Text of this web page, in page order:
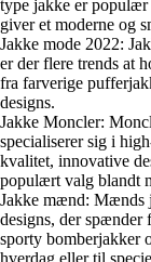
type jakke er populær
giver et moderne og
Jakke mode 2022:
er der flere trends at
fra farverige
designs.
Jakke Moncler:
specialiserer sig i
kvalitet, innovative
populært valg blandt
Jakke mænd: Mænds
designs, der spænder
sporty bomberjakker
hverdag eller til